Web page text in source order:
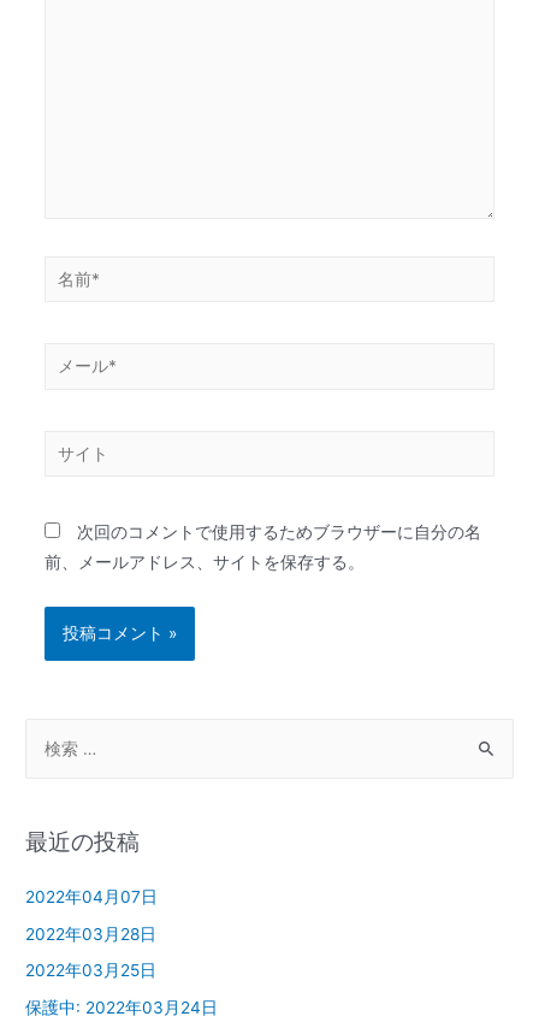
次回のコメントで使用するためブラウザーに自分の名
前、メールアドレス、サイトを保存する。
最近の投稿
2022年04月07日
2022年03月28日
2022年03月25日
保護中: 2022年03月24日